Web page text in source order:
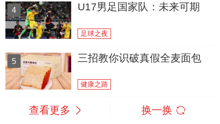
4 U17男足国家队：未来可期
足球之夜
5 三招教你识破真假全麦面包
健康之路
查看更多 换一换